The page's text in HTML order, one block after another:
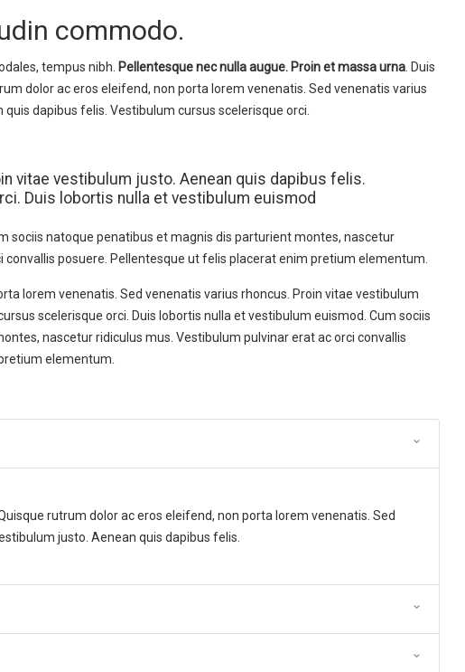
commodo.
tempus nibh. Pellentesque nec nulla augue. Proin et massa urna . Duis
dolor ac eros eleifend, non porta lorem venenatis. Sed venenatis varius
dapibus felis. Vestibulum cursus scelerisque orci.
vitae vestibulum justo. Aenean quis dapibus felis.
Duis lobortis nulla et vestibulum euismod
sociis natoque penatibus et magnis dis parturient montes, nascetur
posuere. Pellentesque ut felis placerat enim pretium elementum.
lorem venenatis. Sed venenatis varius rhoncus. Proin vitae vestibulum
scelerisque orci. Duis lobortis nulla et vestibulum euismod. Cum sociis
nascetur ridiculus mus. Vestibulum pulvinar erat ac orci convallis
elementum.
rutrum dolor ac eros eleifend, non porta lorem venenatis. Sed
justo. Aenean quis dapibus felis.